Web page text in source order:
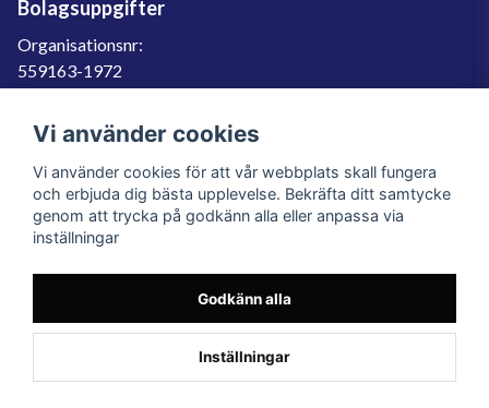
Bolagsuppgifter
Organisationsnr:
559163-1972
SE559163197201
060-566 800
info@filter.se
559163-1972
© 2023 Filter.se, All rights reserved.
Vi använder cookies
Vi använder cookies för att vår webbplats skall fungera
och erbjuda dig bästa upplevelse. Bekräfta ditt samtycke
genom att trycka på godkänn alla eller anpassa via
inställningar
Godkänn alla
Inställningar